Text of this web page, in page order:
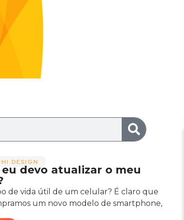
DESIGN
devo atualizar o meu
de vida útil de um celular? É claro que
um novo modelo de smartphone,